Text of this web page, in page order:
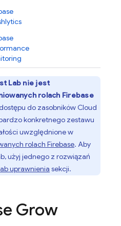
Lab nie jest
rolach Firebase
do zasobników Cloud
konkretnego zestawu
uwzględnione w
rolach Firebase. Aby
, użyj jednego z rozwiązań
uprawnienia sekcji.
Grow